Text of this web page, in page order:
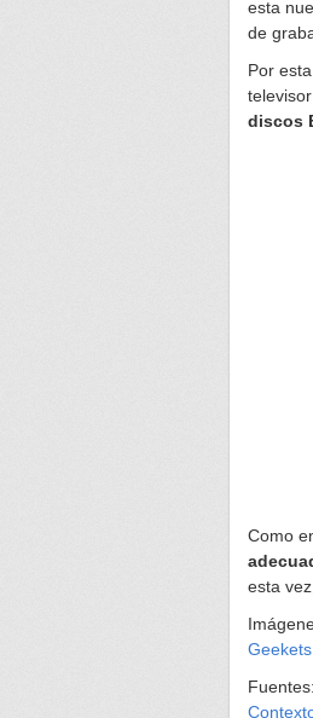
esta
de
Por
discos
Como
esta
Geekets
Fuentes: